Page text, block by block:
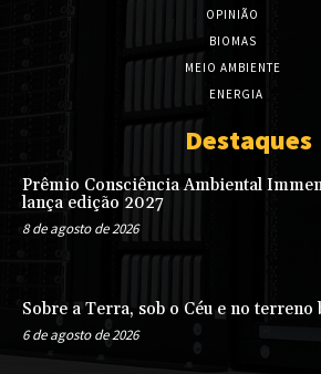
OPINIÃO
BIOMAS
MEIO AMBIENTE
ENERGIA
Destaques
Prêmio Consciência Ambiental
lança edição 2027
8 de agosto de 2026
Sobre a Terra, sob o Céu e no terreno
6 de agosto de 2026